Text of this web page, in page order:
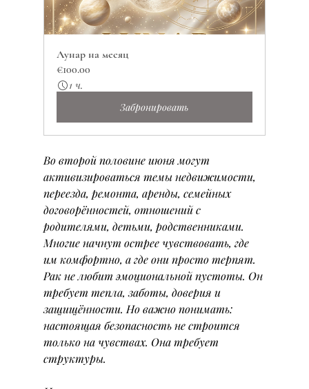
Лунар на месяц
€100.00
1 ч.
Забронировать
Во второй половине июня могут
активизироваться темы недвижимости,
переезда, ремонта, аренды, семейных
договорённостей, отношений с
родителями, детьми, родственниками.
Многие начнут острее чувствовать, где
им комфортно, а где они просто терпят.
Рак не любит эмоциональной пустоты. Он
требует тепла, заботы, доверия и
защищённости. Но важно понимать:
настоящая безопасность не строится
только на чувствах. Она требует
структуры.